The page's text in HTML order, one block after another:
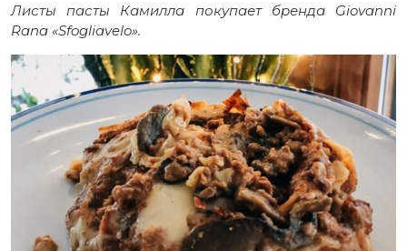
Листы пасты Камилла покупает бренда Giovanni
Rana «Sfogliavelo».